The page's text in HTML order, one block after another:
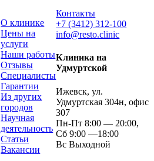
О клинике
Цены на
услуги
Наши работы
Отзывы
Специалисты
Гарантии
Из других
городов
Научная
деятельность
Статьи
Вакансии
Контакты
+7 (3412) 312-100
info@resto.clinic
Клиника на
Удмуртской
Ижевск, ул.
Удмуртская 304н, офис
307
Пн-Пт 8:00 — 20:00,
Сб 9:00 —18:00
Вс Выходной